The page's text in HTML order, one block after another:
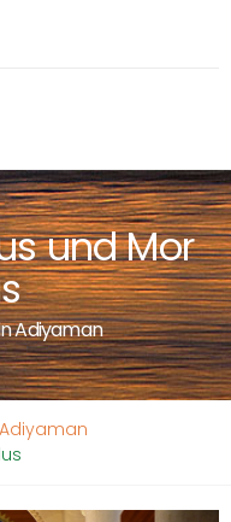
menu
und Mor
Adiyaman
Adiyaman